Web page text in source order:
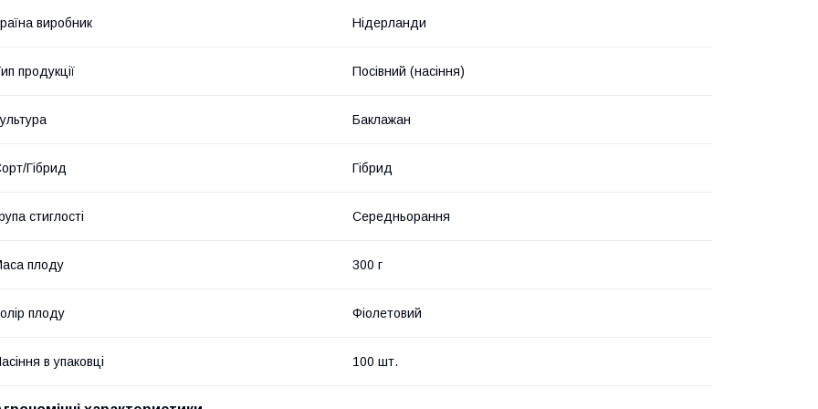
виробник Нідерланди
продукції Посівний (насіння)
Баклажан
Гібрид Гібрид
стиглості Середньорання
плоду 300 г
плоду Фіолетовий
в упаковці 100 шт.